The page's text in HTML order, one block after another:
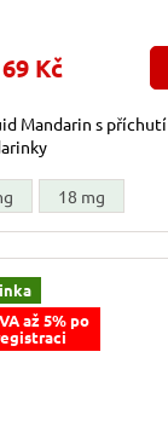
Kč
Mandarin s příchutí
18 mg
až 5% po